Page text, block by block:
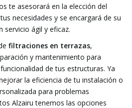
te asesorará en la elección del
necesidades y se encargará de su
servicio ágil y eficaz.
filtraciones en terrazas,
y mantenimiento para
de tus estructuras. Ya
la eficiencia de tu instalación o
para problemas
Alzairu tenemos las opciones